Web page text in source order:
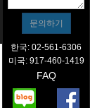
한국: 02-561-6306
미국: 917-460-1419
FAQ